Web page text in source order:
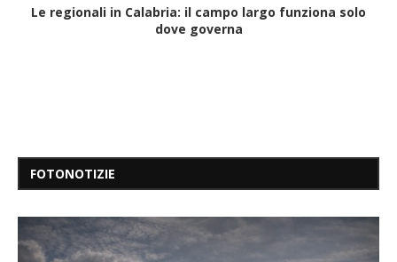
Le regionali in Calabria: il campo largo funziona solo
dove governa
FOTONOTIZIE